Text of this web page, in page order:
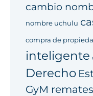
cambio
nombre uchulu
compra de
inteligente
Derecho
GyM